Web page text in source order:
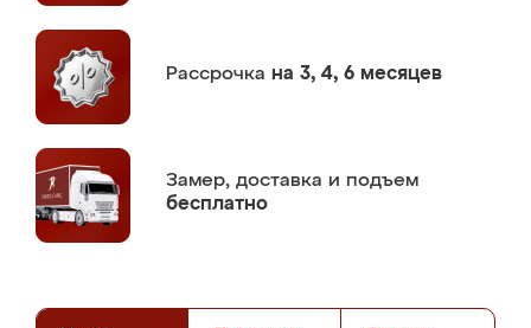
Рассрочка на 3, 4, 6 месяцев
Замер, доставка и подъем
бесплатно